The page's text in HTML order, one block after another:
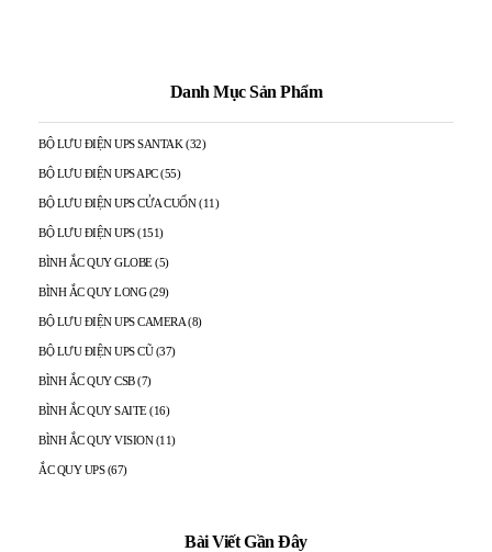
Danh Mục Sản Phẩm
BỘ LƯU ĐIỆN UPS SANTAK (32)
BỘ LƯU ĐIỆN UPS APC (55)
BỘ LƯU ĐIỆN UPS CỬA CUỐN (11)
BỘ LƯU ĐIỆN UPS (151)
BÌNH ẮC QUY GLOBE (5)
BÌNH ẮC QUY LONG (29)
BỘ LƯU ĐIỆN UPS CAMERA (8)
BỘ LƯU ĐIỆN UPS CŨ (37)
BÌNH ẮC QUY CSB (7)
BÌNH ẮC QUY SAITE (16)
BÌNH ẮC QUY VISION (11)
ẮC QUY UPS (67)
Bài Viết Gần Đây